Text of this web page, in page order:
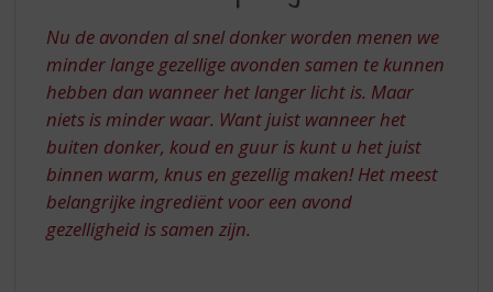
TOPSLIJTER
Nu de avonden al snel donker worden menen we
minder lange gezellige avonden samen te kunnen
hebben dan wanneer het langer licht is. Maar
niets is minder waar. Want juist wanneer het
buiten donker, koud en guur is kunt u het juist
binnen warm, knus en gezellig maken! Het meest
belangrijke ingrediënt voor een avond
gezelligheid is samen zijn.